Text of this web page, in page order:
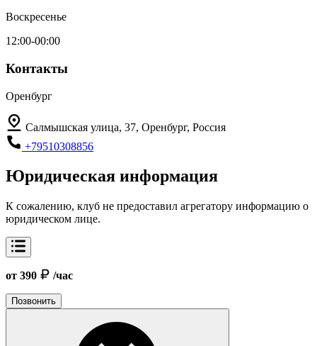
Воскресенье
12:00-00:00
Контакты
Оренбург
Салмышская улица, 37, Оренбург, Россия
+79510308856
Юридическая информация
К сожалению, клуб не предоставил агрегатору информацию о
юридическом лице.
от 390 /час
Позвонить